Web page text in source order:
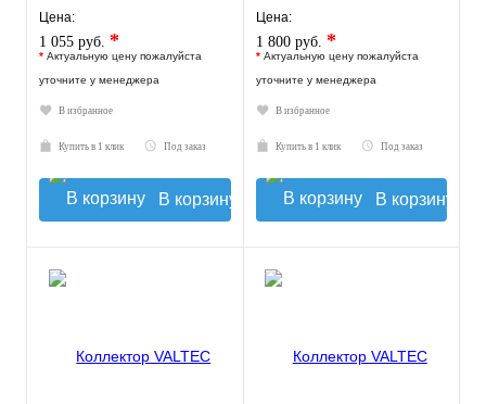
синий регулятор
Цена:
1 055 руб. *
* Актуальную цену пожалуйста
уточните у менеджера
В избранное
Купить в 1 клик Под заказ
В корзину
синий регулятор
Цена:
1 800 руб. *
* Актуальную цену пожалуйста
уточните у менеджера
В избранное
Купить в 1 клик Под заказ
В корзину